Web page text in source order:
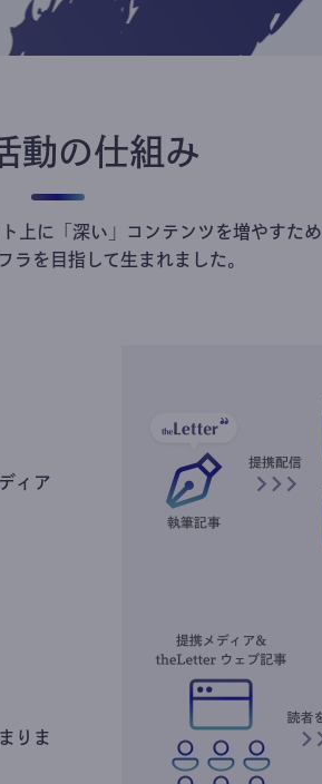
動の仕組み
上に「深い」コンテンツを増やすため
ラを目指して生まれました。
ィア
りま